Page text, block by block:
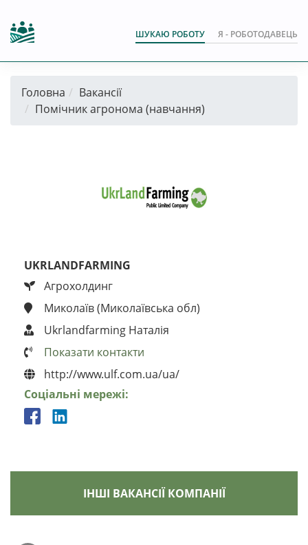
ШУКАЮ РОБОТУ Я - РОБОТОДАВЕЦЬ
Головна
Вакансії
Помічник агронома (навчання)
UKRLANDFARMING
Агрохолдинг
Миколаїв (Миколаївська обл)
Ukrlandfarming Наталія
Показати контакти
http://www.ulf.com.ua/ua/
Соціальні мережі:
ІНШІ ВАКАНСІЇ КОМПАНІЇ